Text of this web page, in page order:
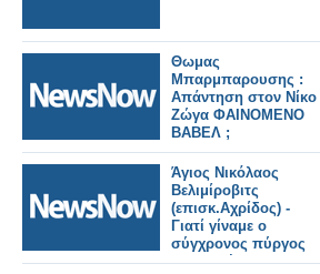
Θωμας
Μπαρμπαρουσης :
Απάντηση στον Νίκο
Ζώγα ΦΑΙΝΟΜΕΝΟ
ΒΑΒΕΛ ;
Άγιος Νικόλαος
Βελιμίροβιτς
(επισκ.Αχρίδος) -
Γιατί γίναμε ο
σύγχρονος πύργος
της Βαβέλ